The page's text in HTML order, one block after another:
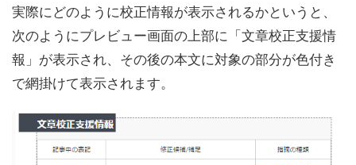
実際にどのように校正情報が表示されるかというと、
次のようにプレビュー画面の上部に「文章校正支援情
報」が表示され、その後の本文に対象の部分が色付き
で網掛けて表示されます。